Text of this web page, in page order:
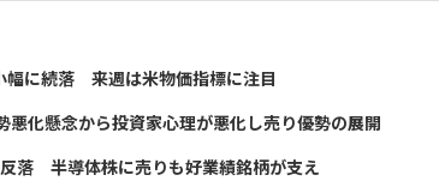
幅に続落 来週は米物価指標に注目
化懸念から投資家心理が悪化し売り優勢の展開
落 半導体株に売りも好業績銘柄が支え